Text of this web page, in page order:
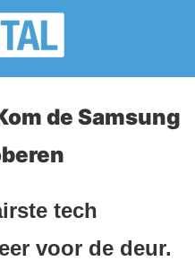
de Samsung
tech
voor de deur.